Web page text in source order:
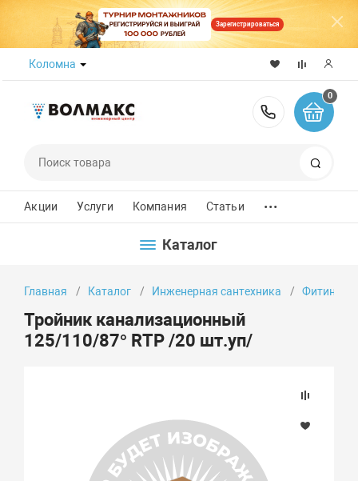
Зарегистрироваться
Коломна
8 (800)
0
Акции Услуги Компания Статьи ...
Каталог
Главная Каталог Инженерная сантехника Фитинги
Тройник канализационный
125/110/87° RTP /20 шт.уп/